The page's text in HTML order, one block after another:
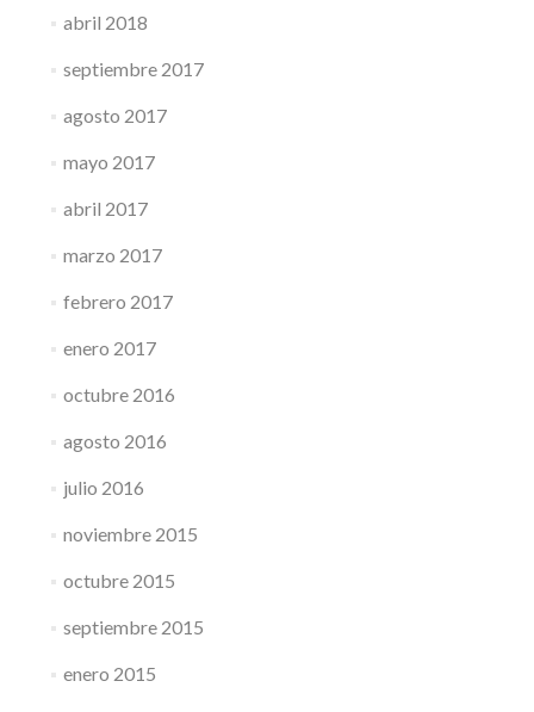
abril 2018
septiembre 2017
agosto 2017
mayo 2017
abril 2017
marzo 2017
febrero 2017
enero 2017
octubre 2016
agosto 2016
julio 2016
noviembre 2015
octubre 2015
septiembre 2015
enero 2015